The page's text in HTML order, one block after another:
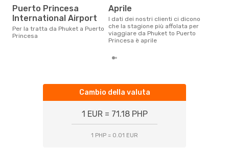
Puerto Princesa
International Airport
Per la tratta da Phuket a Puerto
Princesa
aprile
I dati dei nostri clienti ci dicono
che la stagione più affolata per
viaggiare da Phuket to Puerto
Princesa è aprile
Cambio della valuta
1 EUR = 71.18 PHP
1 PHP = 0.01 EUR